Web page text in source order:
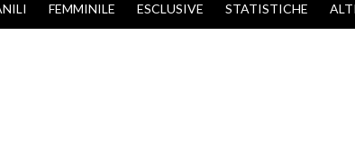
FEMMINILE ESCLUSIVE STATISTICHE